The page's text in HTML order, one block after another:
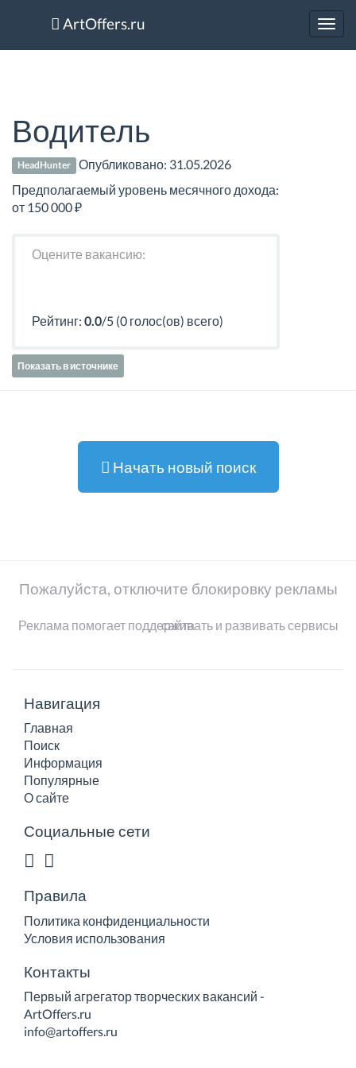
ArtOffers.ru
Водитель
HeadHunter Опубликовано: 31.05.2026
Предполагаемый уровень месячного дохода:
от 150 000 ₽
Оцените вакансию:
Рейтинг: 0.0/5 (0 голос(ов) всего)
Показать в источнике
Начать новый поиск
Пожалуйста, отключите блокировку рекламы
Реклама помогает поддерживать и развивать сервисы сайта
Навигация
Главная
Поиск
Информация
Популярные
О сайте
Социальные сети
Правила
Политика конфиденциальности
Условия использования
Контакты
Первый агрегатор творческих вакансий -
ArtOffers.ru
info@artoffers.ru